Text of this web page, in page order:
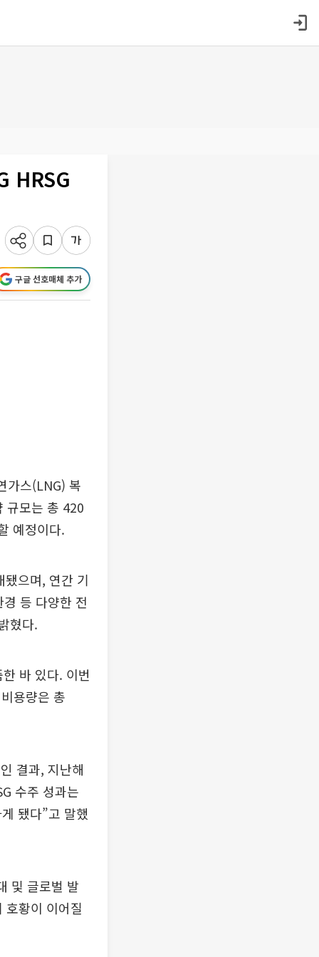
HRSG
구글 선호매체 추가
가스(LNG) 복
규모는 총 420
예정이다.
으며, 연간 기
등 다양한 전
혔다.
바 있다. 이번
용량은 총
결과, 지난해
수주 성과는
됐다”고 말했
및 글로벌 발
호황이 이어질